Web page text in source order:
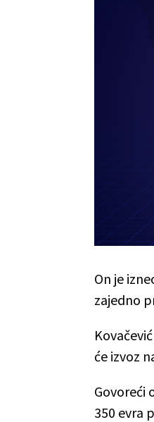
On je
zajedno
će izvoz
Govoreći
350 evra